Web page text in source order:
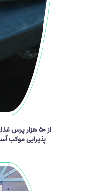
از ۵۰ هزار پرس
پذیرایی موکب